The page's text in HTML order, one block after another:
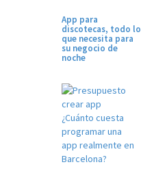
App para
discotecas, todo lo
que necesita para
su negocio de
noche